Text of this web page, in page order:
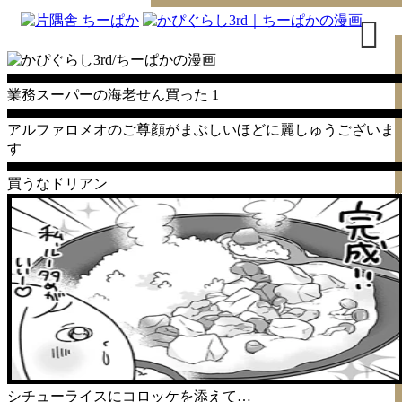
業務スーパーの海老せん買った 1
アルファロメオのご尊顔がまぶしいほどに麗しゅうございま
す
買うなドリアン
シチューライスにコロッケを添えて…
トップページ
書籍
無料漫画
はじめまして
イラスト